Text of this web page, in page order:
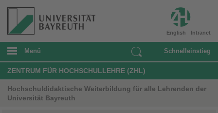
Intranet
English
Menü Schnelleinstieg
ZENTRUM FÜR HOCHSCHULLEHRE (ZHL)
Hochschuldidaktische Weiterbildung für alle Lehrenden der
Universität Bayreuth